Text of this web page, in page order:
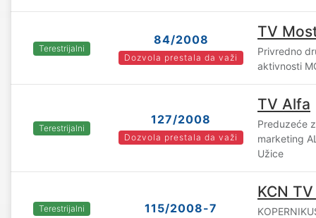
Terestrijalni
84/2008
Dozvola prestala da važi
TV
Privredno
aktivnosti
Terestrijalni
127/2008
Dozvola prestala da važi
TV Alfa
Preduzeće
marketing
Užice
Terestrijalni 115/2008-7
KCN